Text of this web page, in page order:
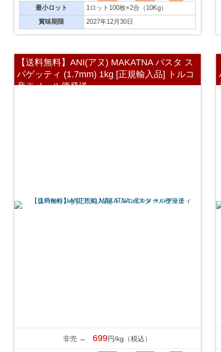
最小ロット
1ロット100枚×2合（10Kg）
賞味期限
2027年12月30日
【送料無料】ANI(アヌ) MAKATNA パスタ ス
パゲッティ (1.7mm) 1kg [正規輸入品] トルコ
産※メール便発送
非売 → 699円/kg（税込）